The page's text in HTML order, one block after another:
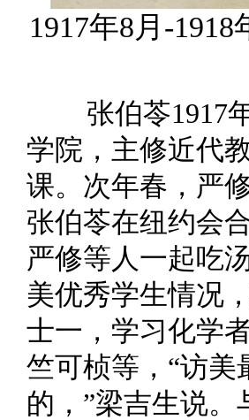
1917年8月-
张伯苓1917
学院，主修近代
课。次年春，严
张伯苓在纽约会
严修等人一起吃
美优秀学生情况
士一，学习化学
竺可桢等，“访
的，”梁吉生说